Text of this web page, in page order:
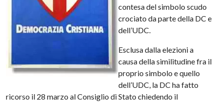
contesa del simbolo scudo
crociato da parte della DC e
dell’UDC.
Esclusa dalla elezioni a
causa della similitudine fra il
proprio simbolo e quello
dell’UDC, la DC ha fatto
ricorso il 28 marzo al Consiglio di Stato chiedendo il